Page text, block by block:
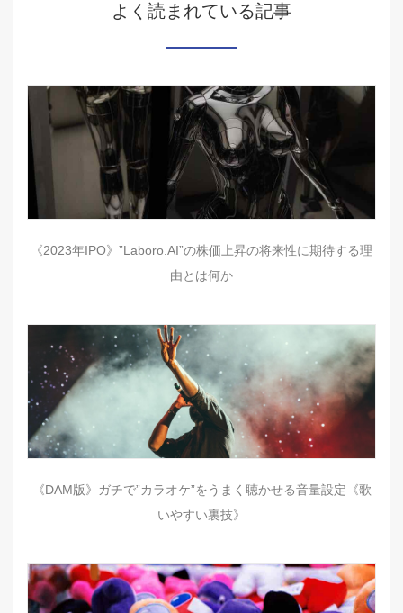
よく読まれている記事
《2023年IPO》”Laboro.AI”の株価上昇の将来性に期待する理
由とは何か
《DAM版》ガチで”カラオケ”をうまく聴かせる音量設定《歌
いやすい裏技》